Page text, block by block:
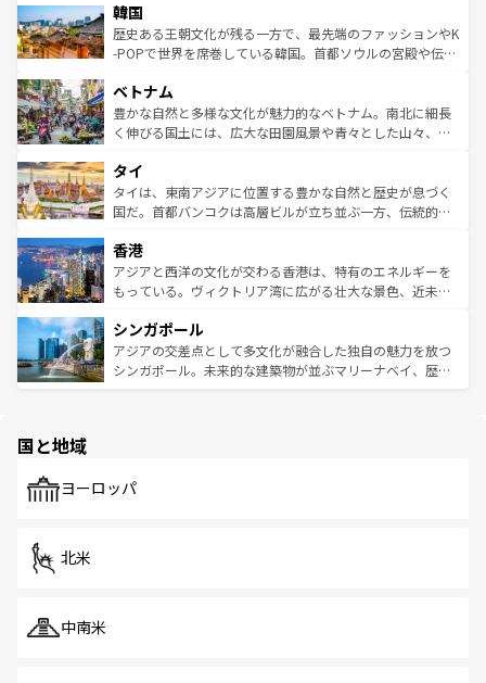
ワイを、存分に味わってほしい。 なお、新着のハワイ情報
はコンテンツ一覧を参照してほしい。
いる。アクティビティも充実しており、サーフィンやダイ
ビング、ハイキングなど、アウトドア好きにはたまらな
い。オーストラリアの多彩な魅力を存分に味わいつくそ
参照してほしい。
ン）、静ひつな山岳地帯である台湾東部など、都市の喧騒
と山間の静けさが共存しており、訪れる人に新しい発見と
驚きをもたらしてくれる。また、奥深い台湾の食文化も魅
容にもいいと評判のスイーツなど、バラエティ豊かな料理
が味わえる。 なお、新着の台湾情報は コンテンツ一覧を参
照してほしい。
韓国
歴史ある王朝文化が残る一方で、最先端のファッションやK
-POPで世界を席巻している韓国。首都ソウルの宮殿や伝統
き、地方に足を延ばせば四季折々の自然美を楽しむことが
できる。そして、キムチや焼肉、絶品のストリートフード
まで、さまざまな韓国料理が待っている。夜には、韓国な
リティに包まれながら、韓国の多彩な魅力を心ゆくまで味
わってみてほしい。 なお、新着の韓国情報はコンテンツ一
覧を参照してほしい。
ベトナム
豊かな自然と多様な文化が魅力的なベトナム。南北に細長
く伸びる国土には、広大な田園風景や青々とした山々、世
急速な発展と共に伝統が息づく。ハノイの古い町並みやホ
ーチミン市のフランス統治時代の建物も、独特の雰囲気を
醸し出している。また、バラエティの豊かさとおいしさで
とつ。フォーやバインミー、ベトナムコーヒーなどは、ぜ
ひ現地で味わいたい。どの地域を訪れてもあたたかい人々
が旅行者を迎えてくれるので、きっと忘れられない旅にな
参照してほしい。
タイ
タイは、東南アジアに位置する豊かな自然と歴史が息づく
国だ。首都バンコクは高層ビルが立ち並ぶ一方、伝統的な
の活気が交差している。北部ではチェンマイなどの山岳地
帯で自然と触れ合い、南部ではプーケットやクラビの美し
いビーチでリゾート気分を楽しむことができる。タイ料理
激する。気候は一年中温暖で、どの季節にも異なる楽しみ
が待っている。親しみやすいタイの人々、仏教を中心とし
た文化、そして多様な観光資源が、訪れる旅人を魅了し続
香港
アジアと西洋の文化が交わる香港は、特有のエネルギーを
もっている。ヴィクトリア湾に広がる壮大な景色、近未来
み、どこを訪れても感動するはず。観光スポットが密集し
ており、効率よく見どころを回れるのも魅力。息をのむよ
うな絶景から文化的な体験まで、香港を存分に楽しみ尽く
シンガポール
アジアの交差点として多文化が融合した独自の魅力を放つ
シンガポール。未来的な建築物が並ぶマリーナベイ、歴史
で、ホーカーズは地元の風情を楽しめる外せないスポット
国と地域
ヨーロッパ
北米
中南米